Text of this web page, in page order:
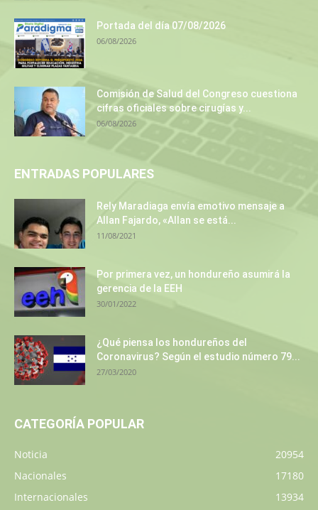
Portada del día 07/08/2026
06/08/2026
Comisión de Salud del Congreso cuestiona
cifras oficiales sobre cirugías y...
06/08/2026
ENTRADAS POPULARES
Rely Maradiaga envía emotivo mensaje a
Allan Fajardo, «Allan se está...
11/08/2021
Por primera vez, un hondureño asumirá la
gerencia de la EEH
30/01/2022
¿Qué piensa los hondureños del
Coronavirus? Según el estudio número 79...
27/03/2020
CATEGORÍA POPULAR
Noticia
20954
Nacionales
17180
Internacionales
13934